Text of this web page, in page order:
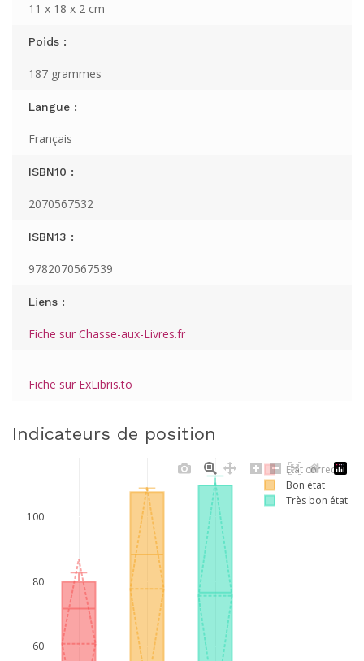
11 x 18 x 2 cm
Poids :
187 grammes
Langue :
Français
ISBN10 :
2070567532
ISBN13 :
9782070567539
Liens :
Fiche sur Chasse-aux-Livres.fr
Fiche sur ExLibris.to
Indicateurs de position
60
80
100
Etat correct
Bon état
Très bon état